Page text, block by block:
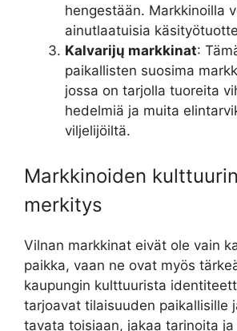
hengestään. Markkinoilla
ainutlaatuisia
Kalvarijų markkinat:
paikallisten suosima
jossa on tarjolla tuoreita
hedelmiä ja muita
viljelijöiltä.
Markkinoiden
merkitys
Vilnan markkinat eivät ole vain
paikka, vaan ne ovat myös
kaupungin kulttuurista
tarjoavat tilaisuuden paikallisille
tavata toisiaan, jakaa tarinoita